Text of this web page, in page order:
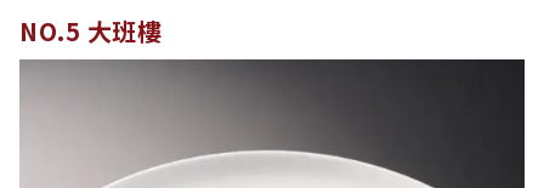
NO.5 大班樓